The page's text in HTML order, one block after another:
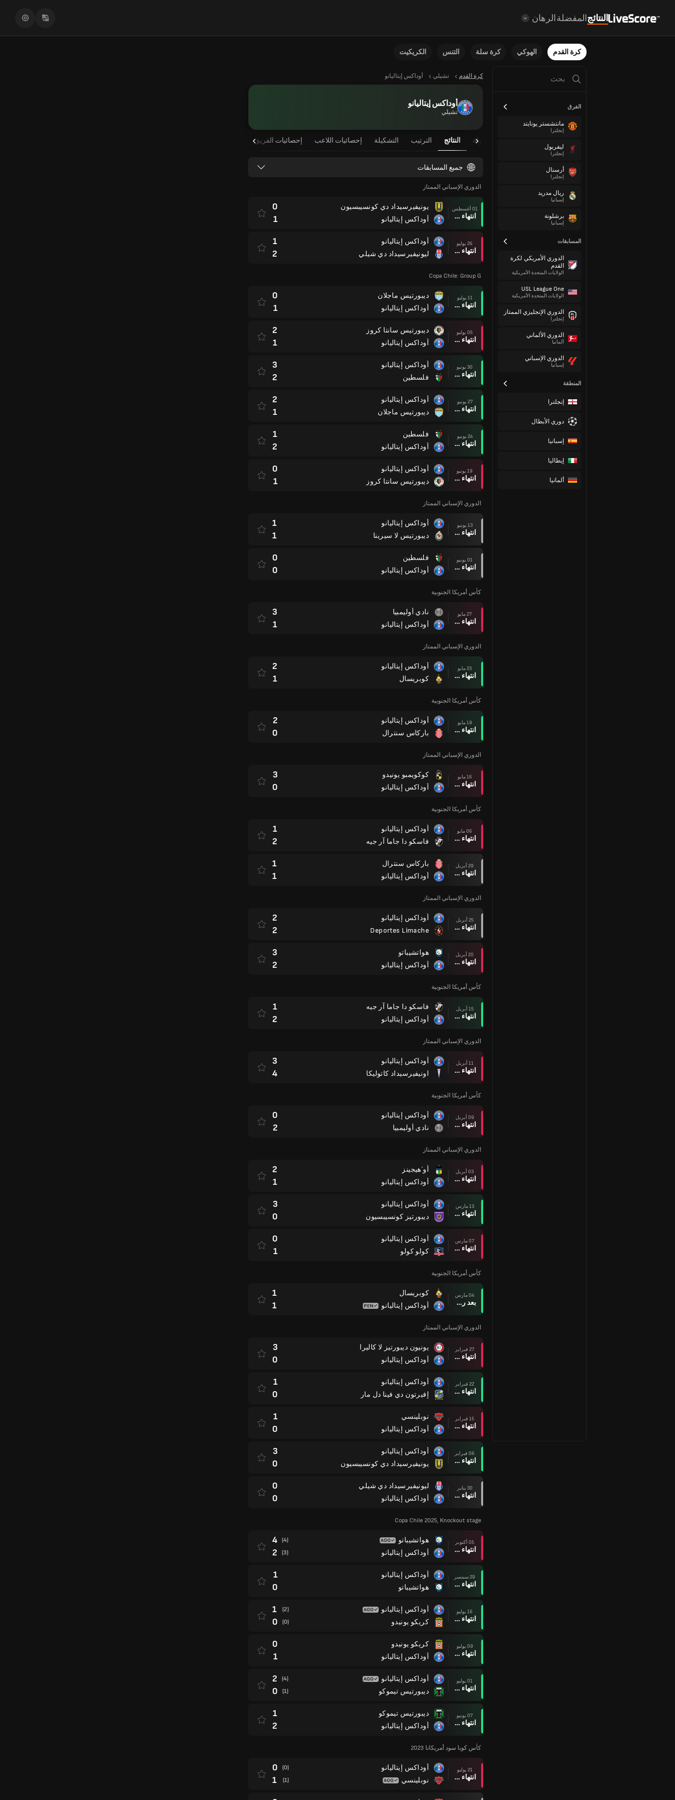
النتائجالمفضلةالرهان
كرة القدم الهوكي كرة سلة التنس الكريكيت
الفرق
مانتشستر يونايتد
إنجلترا
ليفربول
إنجلترا
أرسنال
إنجلترا
ريال مدريد
إسبانيا
برشلونة
إسبانيا
المسابقات
الدوري الأمريكي لكرة
القدم
الولايات المتحدة الأمريكية
USL League One
الولايات المتحدة الأمريكية
الدوري الإنجليزي الممتاز
إنجلترا
الدوري الألماني
ألمانيا
الدوري الإسباني
إسبانيا
المنطقة
إنجلترا
دوري الأبطال
إسبانيا
إيطاليا
ألمانيا
كرة القدم تشيلي أوداكس إيتاليانو
أوداكس إيتاليانو
تشيلي
مباريات مجدولة النتائج الترتيب التشكيلة إحصائيات اللاعب إحصائيات الفريق
جميع المسابقات
الدوري الإسباني الممتاز
01 أغسطس
انتهاء وقت المباراة
يونيفيرسيداد دي كونسيبسيون
أوداكس إيتاليانو
0
1
26 يوليو
انتهاء وقت المباراة
أوداكس إيتاليانو
ليونيفيرسيداد دي شيلي
1
2
Copa Chile: Group G
11 يوليو
انتهاء وقت المباراة
ديبورتيس ماجلان
أوداكس إيتاليانو
0
1
05 يوليو
انتهاء وقت المباراة
ديبورتيس سانتا كروز
أوداكس إيتاليانو
2
1
30 يونيو
انتهاء وقت المباراة
أوداكس إيتاليانو
فلسطين
3
2
27 يونيو
انتهاء وقت المباراة
أوداكس إيتاليانو
ديبورتيس ماجلان
2
1
24 يونيو
انتهاء وقت المباراة
فلسطين
أوداكس إيتاليانو
1
2
19 يونيو
انتهاء وقت المباراة
أوداكس إيتاليانو
ديبورتيس سانتا كروز
0
1
الدوري الإسباني الممتاز
13 يونيو
انتهاء وقت المباراة
أوداكس إيتاليانو
ديبورتيس لا سيرينا
1
1
01 يونيو
انتهاء وقت المباراة
فلسطين
أوداكس إيتاليانو
0
0
كأس أمريكا الجنوبية
27 مايو
انتهاء وقت المباراة
نادي أوليمبيا
أوداكس إيتاليانو
3
1
الدوري الإسباني الممتاز
23 مايو
انتهاء وقت المباراة
أوداكس إيتاليانو
كوبريسال
2
1
كأس أمريكا الجنوبية
19 مايو
انتهاء وقت المباراة
أوداكس إيتاليانو
باركاس سنترال
2
0
الدوري الإسباني الممتاز
16 مايو
انتهاء وقت المباراة
كوكويمبو يونيدو
أوداكس إيتاليانو
3
0
كأس أمريكا الجنوبية
06 مايو
انتهاء وقت المباراة
أوداكس إيتاليانو
فاسكو دا جاما آر جيه
1
2
29 أبريل
انتهاء وقت المباراة
باركاس سنترال
أوداكس إيتاليانو
1
1
الدوري الإسباني الممتاز
25 أبريل
انتهاء وقت المباراة
أوداكس إيتاليانو
Deportes Limache
2
2
20 أبريل
انتهاء وقت المباراة
هواتشيباتو
أوداكس إيتاليانو
3
2
كأس أمريكا الجنوبية
15 أبريل
انتهاء وقت المباراة
فاسكو دا جاما آر جيه
أوداكس إيتاليانو
1
2
الدوري الإسباني الممتاز
11 أبريل
انتهاء وقت المباراة
أوداكس إيتاليانو
اونيفيرسيداد كاتوليكا
3
4
كأس أمريكا الجنوبية
09 أبريل
انتهاء وقت المباراة
أوداكس إيتاليانو
نادي أوليمبيا
0
2
الدوري الإسباني الممتاز
03 أبريل
انتهاء وقت المباراة
أو´هيجينز
أوداكس إيتاليانو
2
1
13 مارس
انتهاء وقت المباراة
أوداكس إيتاليانو
ديبورتيز كونسيبسيون
3
0
07 مارس
انتهاء وقت المباراة
أوداكس إيتاليانو
كولو كولو
0
1
كأس أمريكا الجنوبية
04 مارس
بعد ركلات الترجيح
كوبريسال
أوداكس إيتاليانو
1
1
الدوري الإسباني الممتاز
27 فبراير
انتهاء وقت المباراة
يونيون ديبورتيز لا كاليرا
أوداكس إيتاليانو
3
0
22 فبراير
انتهاء وقت المباراة
أوداكس إيتاليانو
إفيرتون دي فينا دل مار
1
0
15 فبراير
انتهاء وقت المباراة
نوبلينسي
أوداكس إيتاليانو
1
0
06 فبراير
انتهاء وقت المباراة
أوداكس إيتاليانو
يونيفيرسيداد دي كونسيبسيون
3
0
30 يناير
انتهاء وقت المباراة
ليونيفيرسيداد دي شيلي
أوداكس إيتاليانو
0
0
Copa Chile 2025, Knockout stage
05 أكتوبر
انتهاء وقت المباراة
هواتشيباتو
أوداكس إيتاليانو
(4)
4
(3)
2
29 سبتمبر
انتهاء وقت المباراة
أوداكس إيتاليانو
هواتشيباتو
1
0
16 يوليو
انتهاء وقت المباراة
أوداكس إيتاليانو
كريكو يونيدو
(2)
1
(0)
0
09 يوليو
انتهاء وقت المباراة
كريكو يونيدو
أوداكس إيتاليانو
0
1
01 يوليو
انتهاء وقت المباراة
أوداكس إيتاليانو
ديبورتيس تيموكو
(4)
2
(1)
0
07 يونيو
انتهاء وقت المباراة
ديبورتيس تيموكو
أوداكس إيتاليانو
1
2
كأس كوبا سود أمريكانا 2023
21 يوليو
انتهاء وقت المباراة
أوداكس إيتاليانو
نوبلينسي
(0)
0
(1)
1